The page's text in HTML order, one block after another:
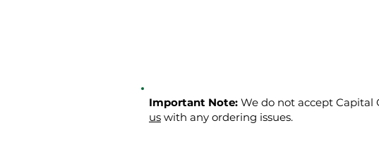
Important Note: We do not accept Capital
us with any ordering issues.